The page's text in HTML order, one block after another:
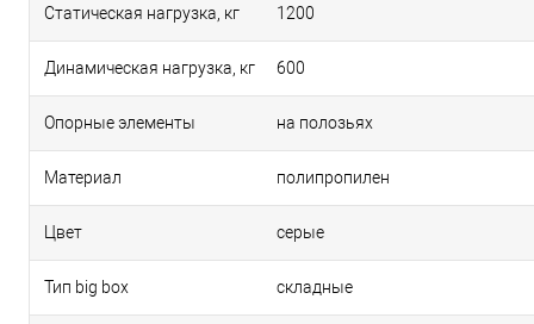
Статическая нагрузка, кг 1200
Динамическая нагрузка, кг 600
Опорные элементы на полозьях
Материал полипропилен
Цвет серые
Тип big box складные